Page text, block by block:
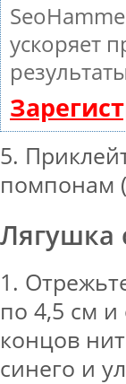
ускоряет
5.
помпонам
Лягушка
1.
по 4,5 см
концов
синего и